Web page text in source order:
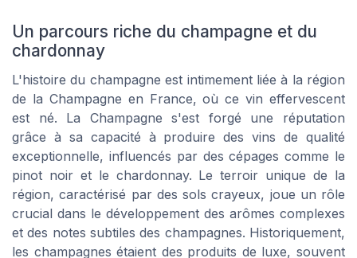
Un parcours riche du champagne et du
chardonnay
L'histoire du champagne est intimement liée à la région
de la Champagne en France, où ce vin effervescent
est né. La Champagne s'est forgé une réputation
grâce à sa capacité à produire des vins de qualité
exceptionnelle, influencés par des cépages comme le
pinot noir et le chardonnay. Le terroir unique de la
région, caractérisé par des sols crayeux, joue un rôle
crucial dans le développement des arômes complexes
et des notes subtiles des champagnes. Historiquement,
les champagnes étaient des produits de luxe, souvent